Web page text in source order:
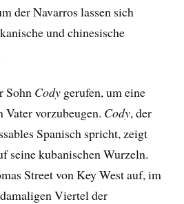
der Navarros lassen sich
und chinesische
Sohn Cody gerufen, um eine
vorzubeugen. Cody, der
Spanisch spricht, zeigt
seine kubanischen Wurzeln.
Street von Key West auf, im
Viertel der